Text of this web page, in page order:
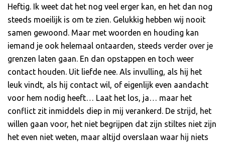
Heftig. Ik weet dat het nog veel erger kan, en het dan nog
steeds moeilijk is om te zien. Gelukkig hebben wij nooit
samen gewoond. Maar met woorden en houding kan
iemand je ook helemaal ontaarden, steeds verder over je
grenzen laten gaan. En dan opstappen en toch weer
contact houden. Uit liefde nee. Als invulling, als hij het
leuk vindt, als hij contact wil, of eigenlijk even aandacht
voor hem nodig heeft… Laat het los, ja… maar het
conflict zit inmiddels diep in mij verankerd. De strijd, het
willen gaan voor, het niet begrijpen dat zijn stiltes niet zijn
het even niet weten, maar altijd overslaan waar hij niets